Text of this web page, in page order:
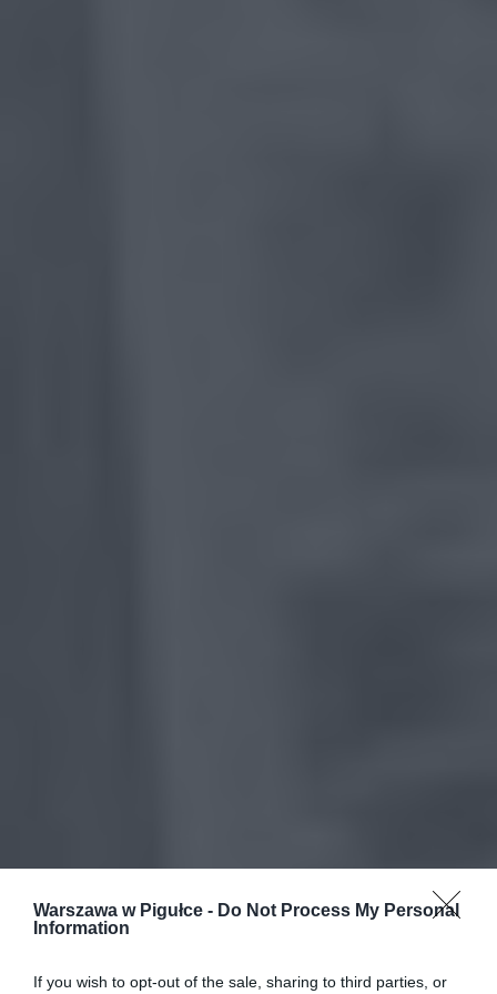
Warszawa w Pigułce - Do Not Process My Personal
Information
If you wish to opt-out of the sale, sharing to third parties, or